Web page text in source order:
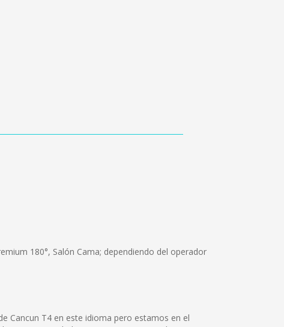
180°, Salón Cama; dependiendo del operador
Cancun T4 en este idioma pero estamos en el